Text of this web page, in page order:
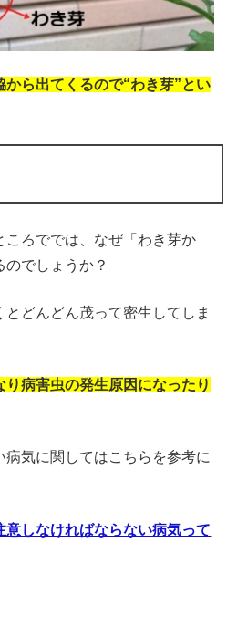
から出てくるので“わき芽”とい
ころででは、なぜ「わき芽か
のでしょうか？
どんどん茂って密生してしま
り病害虫の発生原因になったり
病気に関してはこちらを参考に
しなければならない病気って